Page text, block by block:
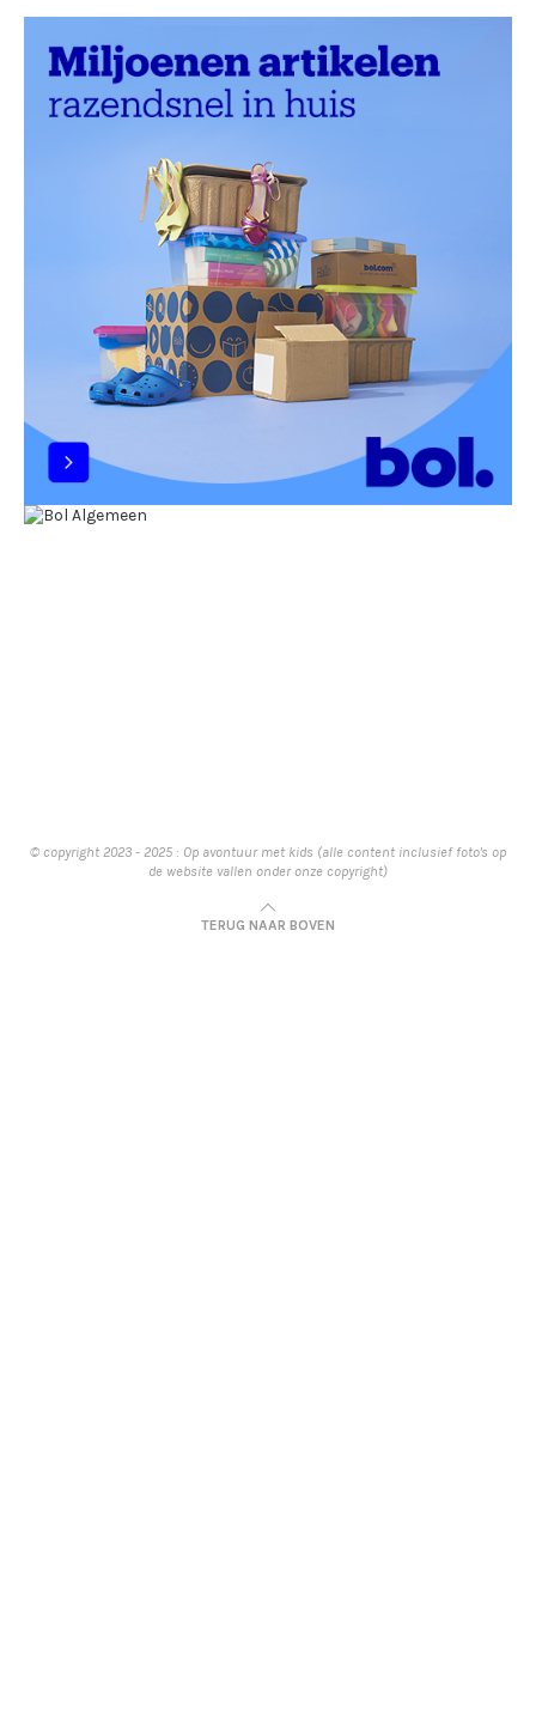
© copyright 2023 - 2025 : Op avontuur met kids (alle content inclusief foto's op
de website vallen onder onze copyright)
TERUG NAAR BOVEN